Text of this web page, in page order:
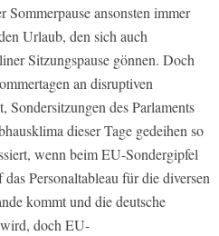
Sommerpause ansonsten immer
Urlaub, den sich auch
Sitzungspause gönnen. Doch
an disruptiven
Sondersitzungen des Parlaments
dieser Tage gedeihen so
wenn beim EU-Sondergipfel
Personaltableau für die diversen
kommt und die deutsche
doch EU-